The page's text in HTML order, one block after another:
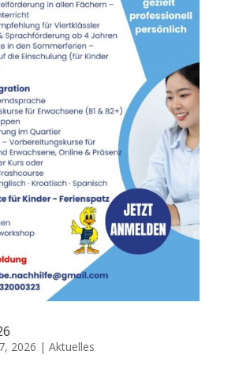
2026 | Aktuelles